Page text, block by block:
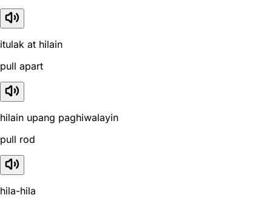
itulak at hilain
pull apart
hilain upang paghiwalayin
pull rod
hila-hila